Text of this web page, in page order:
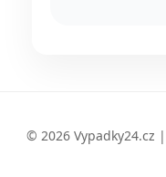
© 2026 Vypadky24.cz |